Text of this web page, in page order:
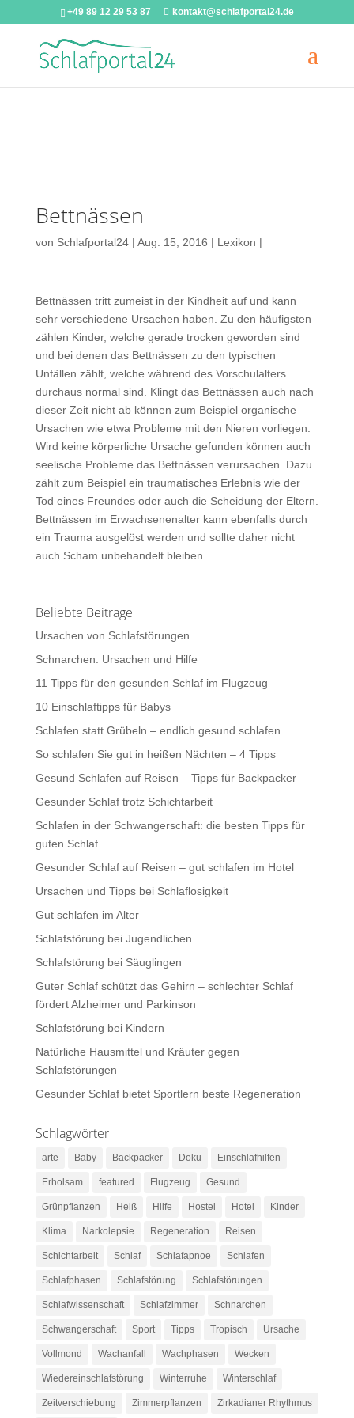
Warning: A non-numeric value encountered in
/homepages/u58158/schlafportal24_de/wp-
content/themes/Divi/functions.php
+49 89 12 29 53 87 kontakt@schlafportal24.de
Bettnässen
von Schlafportal24| Aug. 15, 2016 | Lexikon |
Bettnässen tritt zumeist in der Kindheit auf und kann
sehr verschiedene Ursachen haben. Zu den häufigsten
zählen Kinder, welche gerade trocken geworden sind
und bei denen das Bettnässen zu den typischen
Unfällen zählt, welche während des Vorschulalters
durchaus normal sind. Klingt das Bettnässen auch nach
dieser Zeit nicht ab können zum Beispiel organische
Ursachen wie etwa Probleme mit den Nieren vorliegen.
Wird keine körperliche Ursache gefunden können auch
seelische Probleme das Bettnässen verursachen. Dazu
zählt zum Beispiel ein traumatisches Erlebnis wie der
Tod eines Freundes oder auch die Scheidung der Eltern.
Bettnässen im Erwachsenenalter kann ebenfalls durch
ein Trauma ausgelöst werden und sollte daher nicht
auch Scham unbehandelt bleiben.
Beliebte Beiträge
Ursachen von Schlafstörungen
Schnarchen: Ursachen und Hilfe
11 Tipps für den gesunden Schlaf im Flugzeug
10 Einschlaftipps für Babys
Schlafen statt Grübeln – endlich gesund schlafen
So schlafen Sie gut in heißen Nächten – 4 Tipps
Gesund Schlafen auf Reisen – Tipps für Backpacker
Gesunder Schlaf trotz Schichtarbeit
Schlafen in der Schwangerschaft: die besten Tipps für
guten Schlaf
Gesunder Schlaf auf Reisen – gut schlafen im Hotel
Ursachen und Tipps bei Schlaflosigkeit
Gut schlafen im Alter
Schlafstörung bei Jugendlichen
Schlafstörung bei Säuglingen
Guter Schlaf schützt das Gehirn – schlechter Schlaf
fördert Alzheimer und Parkinson
Schlafstörung bei Kindern
Natürliche Hausmittel und Kräuter gegen
Schlafstörungen
Gesunder Schlaf bietet Sportlern beste Regeneration
Schlagwörter
arte Baby Backpacker Doku Einschlafhilfen
Erholsam featured Flugzeug Gesund
Grünpflanzen Heiß Hilfe Hostel Hotel Kinder
Klima Narkolepsie Regeneration Reisen
Schichtarbeit Schlaf Schlafapnoe Schlafen
Schlafphasen Schlafstörung Schlafstörungen
Schlafwissenschaft Schlafzimmer Schnarchen
Schwangerschaft Sport Tipps Tropisch Ursache
Vollmond Wachanfall Wachphasen Wecken
Wiedereinschlafstörung Winterruhe Winterschlaf
Zeitverschiebung Zimmerpflanzen Zirkadianer Rhythmus